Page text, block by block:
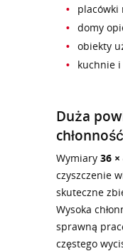
placówki
domy
obiekty
kuchnie i
Duża
chłonność
Wymiary 36 ×
czyszczenie
skuteczne
Wysoka
sprawną
częstego